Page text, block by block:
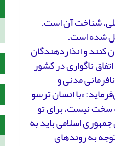
شناخت آن است.
شده است.
را کتمان کنند و انذاردهندگان
ناگواری در کشور
مدنی و
«با انسان ترسو
سخت نیست، برای تو
اسلامی باید به
به روندهای